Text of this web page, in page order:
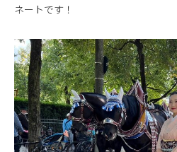
ネートです！